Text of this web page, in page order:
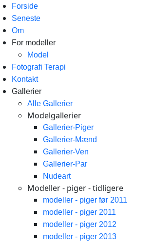
Forside
Seneste
Om
For modeller
Model
Fotografi Terapi
Kontakt
Gallerier
Alle Gallerier
Modelgallerier
Gallerier-Piger
Gallerier-Mænd
Gallerier-Ven
Gallerier-Par
Nudeart
Modeller - piger - tidligere
modeller - piger før 2011
modeller - piger 2011
modeller - piger 2012
modeller - piger 2013